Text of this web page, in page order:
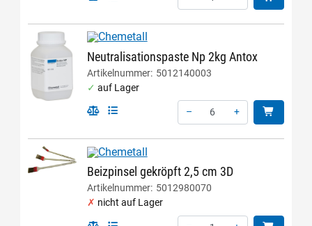
Neutralisationspaste Np 2kg Antox
Artikelnummer: 5012140003
auf Lager
–
+
Beizpinsel gekröpft 2,5 cm 3D
Artikelnummer: 5012980070
nicht auf Lager